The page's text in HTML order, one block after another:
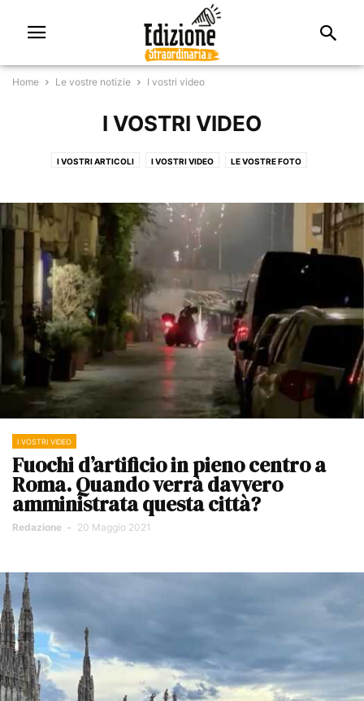
Home Le vostre notizie I vostri video
I VOSTRI VIDEO
I VOSTRI ARTICOLI I VOSTRI VIDEO LE VOSTRE FOTO
I VOSTRI VIDEO
Fuochi d’artificio in pieno centro a
Roma. Quando verrà davvero
amministrata questa città?
Redazione - 20 Maggio 2021